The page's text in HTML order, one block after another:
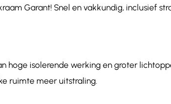
Garant! Snel en vakkundig, inclusief
hoge isolerende werking en groter
ruimte meer uitstraling.